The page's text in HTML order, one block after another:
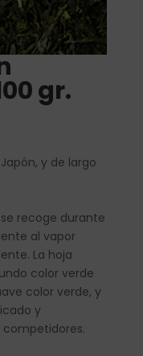
gr.
y de largo
recoge durante
al vapor
La hoja
color verde
color verde, y
y